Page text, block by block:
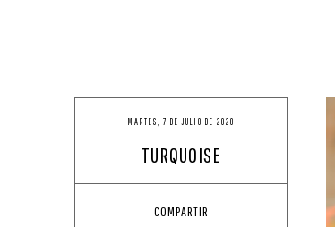
MARTES, 7 DE JULIO DE 2020
TURQUOISE
COMPARTIR